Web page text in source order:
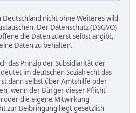
nicht ohne Weiteres wild
Der Datenschutz (DSGVO)
die Daten zuerst selbst angibt,
Daten zu behalten.
das Prinzip der Subsidiarität der
im deutschen Sozialrecht das
dann selbst über Amtshilfe oder
wenn der Bürger dieser Pflicht
oder die eigene Mitwirkung
zur Beibringung liegt gesetzlich